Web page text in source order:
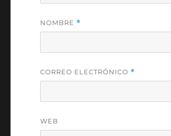
NOMBRE *
CORREO ELECTRÓNICO *
WEB